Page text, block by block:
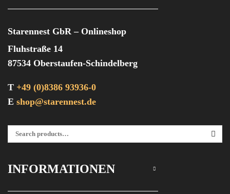
Starennest GbR – Onlineshop
Fluhstraße 14
87534 Oberstaufen-Schindelberg
T +49 (0)8386 93936-0
E shop@starennest.de
Suchen Nach:
INFORMATIONEN